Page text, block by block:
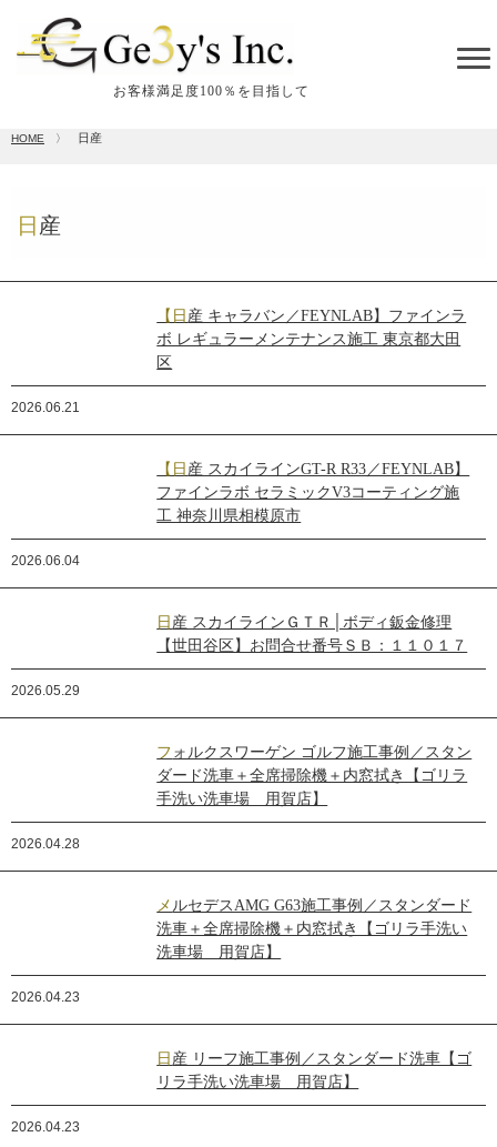
お客様満足度100％を目指して
HOME 〉 日産
日産
【日産 キャラバン／FEYNLAB】ファインラ
ボ レギュラーメンテナンス施工 東京都大田
区
2026.06.21
【日産 スカイラインGT-R R33／FEYNLAB】
ファインラボ セラミックV3コーティング施
工 神奈川県相模原市
2026.06.04
日産 スカイラインＧＴＲ│ボディ鈑金修理
【世田谷区】お問合せ番号ＳＢ：１１０１７
2026.05.29
フォルクスワーゲン ゴルフ施工事例／スタン
ダード洗車＋全席掃除機＋内窓拭き【ゴリラ
手洗い洗車場 用賀店】
2026.04.28
メルセデスAMG G63施工事例／スタンダード
洗車＋全席掃除機＋内窓拭き【ゴリラ手洗い
洗車場 用賀店】
2026.04.23
日産 リーフ施工事例／スタンダード洗車【ゴ
リラ手洗い洗車場 用賀店】
2026.04.23